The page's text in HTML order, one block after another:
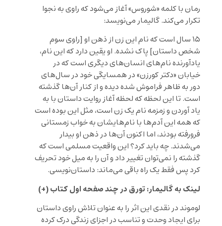
رمان با کلمه «شوروس» آغاز می‌شود که راوی به نجوا
تکرار می‌کند. گالیمار می‌نویسد:
۱۵ سال است که نام این زن از ذهن او [راوی سوم
شخص داستان] پاک نشده. او یقین دارد که این نام،
یادآورنده نام‌های انسان‌های دیگری است که در
خیابان «دکتر کورزن» در همسایگی خود در سال‌های
دور به ظاهر فراموش شده دیده و از کنار آن‌ها گذشته
است. تا این لحظه که لحظه آغاز روایت داستان با به
یاد آوردن و زمزمه نام یک زن است، مثل این بوده است
که همه این آدم‌ها با نام‌هایشان به خواب زمستانی
فرورفته بودند، اما اکنون آن‌ها در ذهن او بیدار
می‌شدند. چه باید کرد؟ این واقعیت مسلمی است که
گذشته را نمی‌توان تغییر داد و آن را به میل خود تحریف
کرد پس فقط یک راه باقی می‌ماند: داستان‌نویسی.
لینک به گالیمار: تورق در چند صفحه اول کتاب (+)
لوموند در نقدی این اثر را به عنوان تلاش راوی داستان
برای ایجاد وحدت و تناسب در اجزای زندگی درک کرده